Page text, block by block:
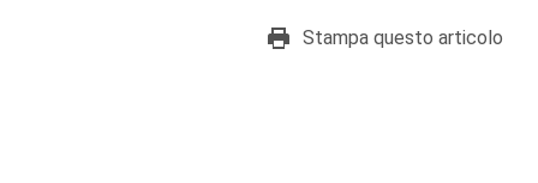
Stampa questo articolo